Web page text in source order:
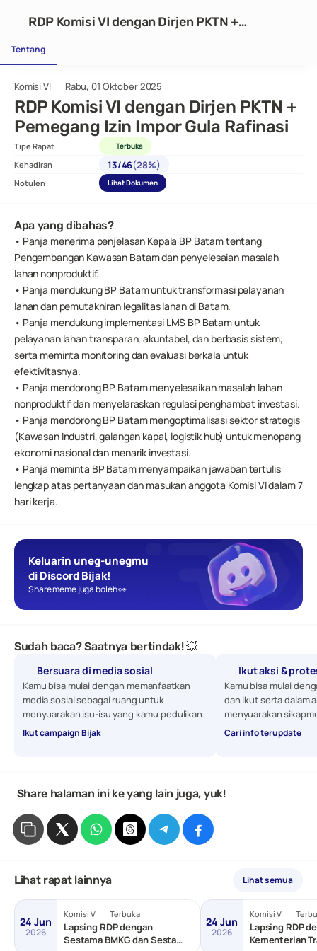
Komisi VI Rabu, 01 Oktober 2025
RDP Komisi VI dengan Dirjen PKTN +
Pemegang Izin Impor Gula Rafinasi
Tipe Rapat Terbuka
Kehadiran 13/46(28%)
Notulen Lihat Dokumen
Apa yang dibahas?
• Panja menerima penjelasan Kepala BP Batam tentang
Pengembangan Kawasan Batam dan penyelesaian masalah
lahan nonproduktif.
• Panja mendukung BP Batam untuk transformasi pelayanan
lahan dan pemutakhiran legalitas lahan di Batam.
• Panja mendukung implementasi LMS BP Batam untuk
pelayanan lahan transparan, akuntabel, dan berbasis sistem,
serta meminta monitoring dan evaluasi berkala untuk
efektivitasnya.
• Panja mendorong BP Batam menyelesaikan masalah lahan
nonproduktif dan menyelaraskan regulasi penghambat investasi.
• Panja mendorong BP Batam mengoptimalisasi sektor strategis
(Kawasan Industri, galangan kapal, logistik hub) untuk menopang
ekonomi nasional dan menarik investasi.
• Panja meminta BP Batam menyampaikan jawaban tertulis
lengkap atas pertanyaan dan masukan anggota Komisi VI dalam 7
hari kerja.
Keluarin uneg-unegmu
di Discord Bijak!
Share meme juga boleh 👀
Sudah baca? Saatnya bertindak! 💥
Bersuara di media sosial
Kamu bisa mulai dengan memanfaatkan
media sosial sebagai ruang untuk
menyuarakan isu-isu yang kamu pedulikan.
Ikut campaign Bijak
Ikut aksi &
Kamu bisa mulai
dan ikut serta dalam
menyuarakan
Cari info terupdate
Share halaman ini ke yang lain juga, yuk!
Lihat rapat lainnya Lihat semua
24 Jun
2026
Komisi V Terbuka
Lapsing RDP dengan
Sestama BMKG dan Sestama
24 Jun
2026
Komisi V
Lapsing RDP
Kementerian
RDP Komisi VI dengan Dirjen PKTN +
Tentang